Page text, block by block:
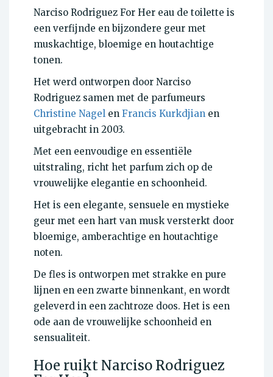
Narciso Rodriguez For Her eau de toilette is
een verfijnde en bijzondere geur met
muskachtige, bloemige en houtachtige
tonen.
Het werd ontworpen door Narciso
Rodriguez samen met de parfumeurs
Christine Nagel en Francis Kurkdjian en
uitgebracht in 2003.
Met een eenvoudige en essentiële
uitstraling, richt het parfum zich op de
vrouwelijke elegantie en schoonheid.
Het is een elegante, sensuele en mystieke
geur met een hart van musk versterkt door
bloemige, amberachtige en houtachtige
noten.
De fles is ontworpen met strakke en pure
lijnen en een zwarte binnenkant, en wordt
geleverd in een zachtroze doos. Het is een
ode aan de vrouwelijke schoonheid en
sensualiteit.
Hoe ruikt Narciso Rodriguez